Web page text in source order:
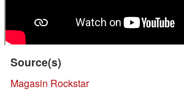
Source(s)
Magasin Rockstar